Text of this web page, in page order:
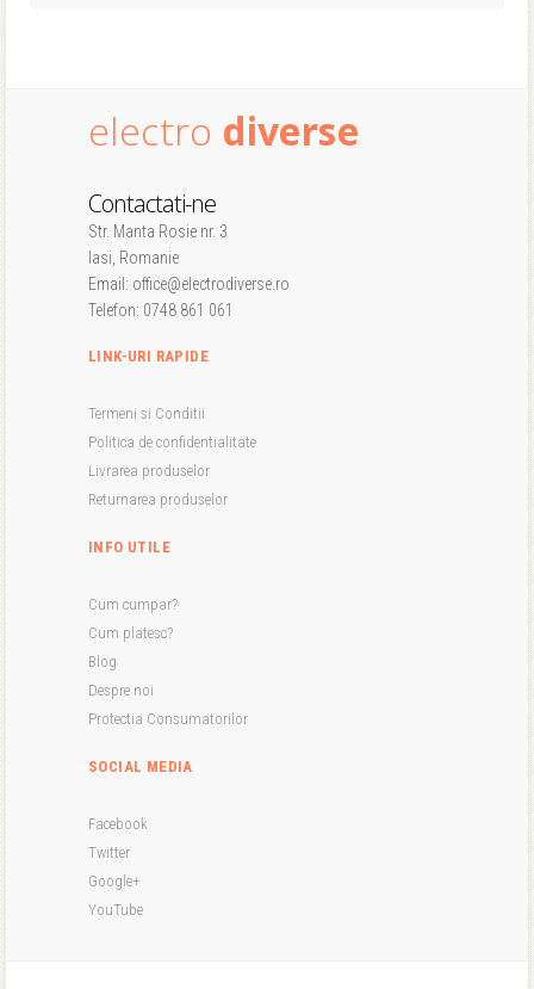
electro diverse
Contactati-ne
Str. Manta Rosie nr. 3
Iasi, Romanie
Email: office@electrodiverse.ro
Telefon: 0748 861 061
LINK-URI RAPIDE
Termeni si Conditii
Politica de confidentialitate
Livrarea produselor
Returnarea produselor
INFO UTILE
Cum cumpar?
Cum platesc?
Blog
Despre noi
Protectia Consumatorilor
SOCIAL MEDIA
Facebook
Twitter
Google+
YouTube